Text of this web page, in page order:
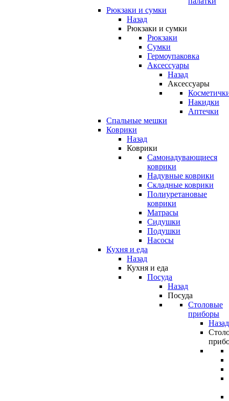
Рюкзаки и сумки
Назад
Рюкзаки и сумки
Рюкзаки
Сумки
Гермоупаковка
Аксессуары
Назад
Аксессуары
Накидки
Аптечки
Спальные мешки
Коврики
Назад
Коврики
Самонадувающиеся
коврики
Надувные коврики
Складные коврики
Полиуретановые
коврики
Матрасы
Сидушки
Подушки
Насосы
Кухня и еда
Назад
Кухня и еда
Посуда
Назад
Посуда
Столовые
приборы
Назад